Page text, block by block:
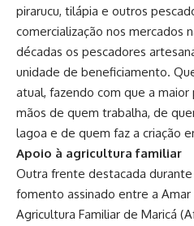
pirarucu, tilápia e outros
comercialização nos mercados
décadas os pescadores
unidade de beneficiamento.
atual, fazendo com que a
mãos de quem trabalha, de
lagoa e de quem faz a criação
Apoio à agricultura familiar
Outra frente destacada
fomento assinado entre a Amar
Agricultura Familiar de Maricá